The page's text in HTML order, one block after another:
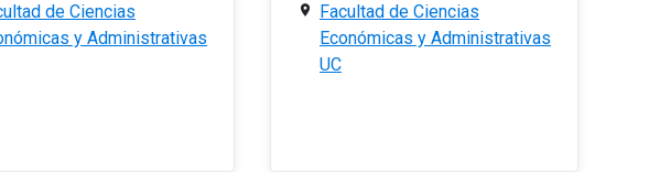
de Ciencias
y Administrativas
Facultad de Ciencias
Económicas y Administrativas
UC